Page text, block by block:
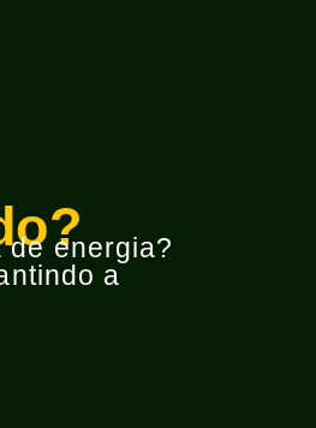
energia?
a